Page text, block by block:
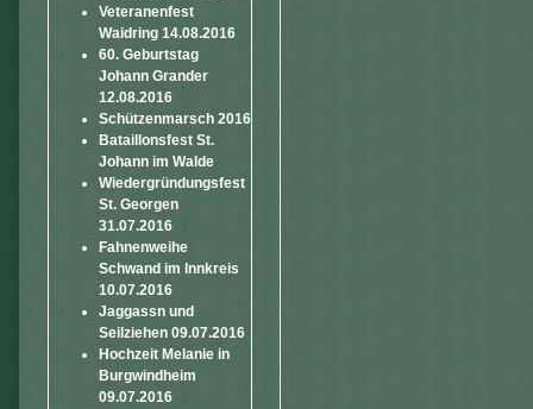
Veteranenfest
Waidring 14.08.2016
60. Geburtstag
Johann Grander
12.08.2016
Schützenmarsch 2016
Bataillonsfest St.
Johann im Walde
Wiedergründungsfest
St. Georgen
31.07.2016
Fahnenweihe
Schwand im Innkreis
10.07.2016
Jaggassn und
Seilziehen 09.07.2016
Hochzeit Melanie in
Burgwindheim
09.07.2016